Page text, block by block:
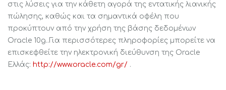
στις λύσεις για την κάθετη αγορά της εντατικής λιανικής
πώλησης, καθώς και τα σημαντικά οφέλη που
προκύπτουν από την χρήση της βάσης δεδομένων
Oracle 10g..Για περισσότερες πληροφορίες μπορείτε να
επισκεφθείτε την ηλεκτρονική διεύθυνση της Oracle
Ελλάς: http://www.oracle.com/gr/ .